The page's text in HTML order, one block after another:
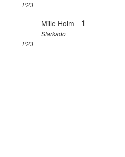
P23
P23
Mille Holm 1
Starkado